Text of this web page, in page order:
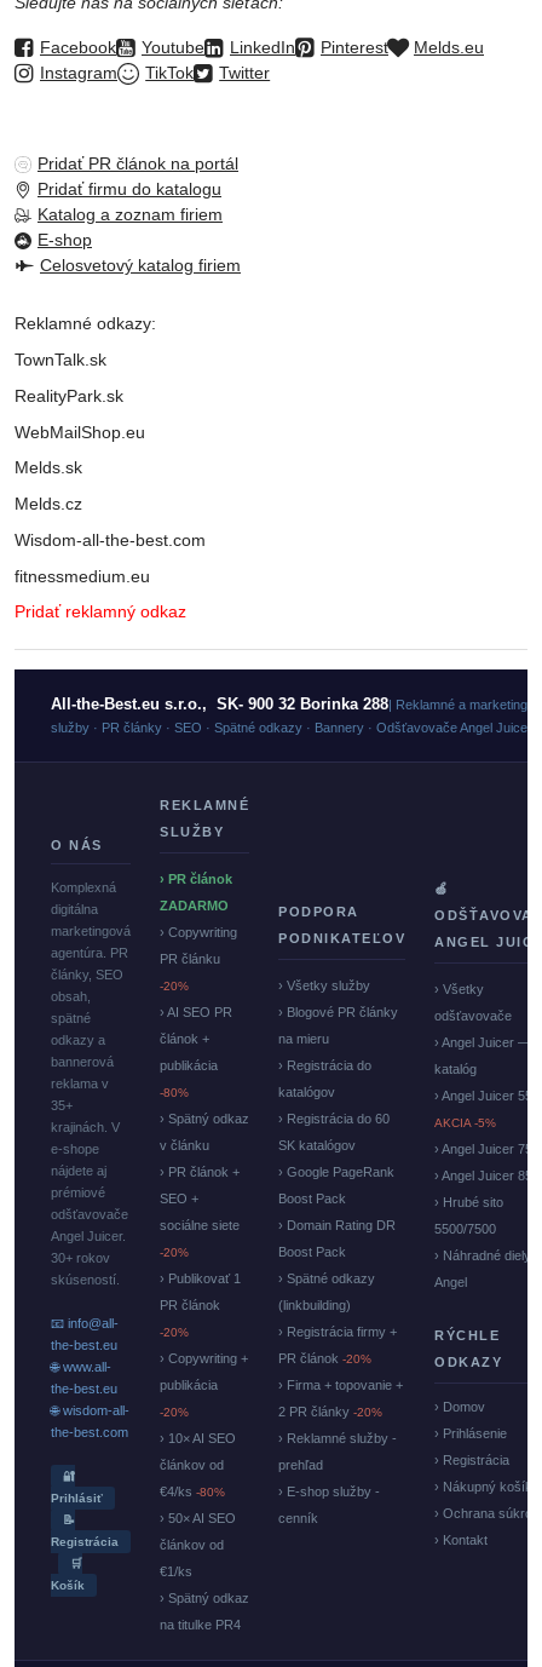
Facebook Youtube LinkedIn Pinterest
Melds.eu
Instagram
TikTok Twitter
Pridať PR článok na portál
Pridať firmu do katalogu
Katalog a zoznam firiem
E-shop
Celosvetový katalog firiem
Reklamné odkazy:
TownTalk.sk
RealityPark.sk
WebMailShop.eu
Melds.sk
Melds.cz
Wisdom-all-the-best.com
fitnessmedium.eu
Pridať reklamný odkaz
All-the-Best.eu s.r.o., SK- 900 32 Borinka 288 | Reklamné a
služby · PR články · SEO · Spätné odkazy · Bannery · Odšťavovače Angel Juicer
O NÁS
Komplexná
digitálna
marketingová
agentúra. PR
články, SEO
obsah,
spätné
odkazy a
bannerová
reklama v
35+
krajinách. V
e-shope
nájdete aj
prémiové
odšťavovače
Angel Juicer.
30+ rokov
skúseností.
📧 info@all-
the-best.eu
🌐 www.all-
the-best.eu
🌐 wisdom-all-
the-best.com
🔐
Prihlásiť
📝
Registrácia
🛒
Košík
REKLAMNÉ
SLUŽBY
› PR článok
ZADARMO
› Copywriting
PR článku
-20%
› AI SEO PR
článok +
publikácia
-80%
› Spätný odkaz
v článku
› PR článok +
SEO +
sociálne siete
-20%
› Publikovať 1
PR článok
-20%
› Copywriting +
publikácia
-20%
› 10× AI SEO
článkov od
€4/ks -80%
› 50× AI SEO
článkov od
€1/ks
› Spätný odkaz
na titulke PR4
PODPORA
PODNIKATEĽOV
› Všetky služby
› Blogové PR články
na mieru
› Registrácia do
katalógov
› Registrácia do 60
SK katalógov
› Google PageRank
Boost Pack
› Domain Rating DR
Boost Pack
› Spätné odkazy
(linkbuilding)
› Registrácia firmy +
PR článok -20%
› Firma + topovanie +
2 PR články -20%
› Reklamné služby -
prehľad
› E-shop služby -
cenník
🍏
ANGEL
› Všetky
odšťavovače
› Angel Juicer —
katalóg
› Angel Juicer
AKCIA -5%
› Angel Juicer
› Angel Juicer
› Hrubé sito
5500/7500
› Náhradné diely
Angel
RÝCHLE
ODKAZY
› Domov
› Prihlásenie
› Registrácia
› Nákupný košík
› Ochrana
› Kontakt